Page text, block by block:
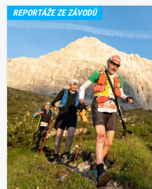
REPORTÁŽE ZE ZÁVODŮ